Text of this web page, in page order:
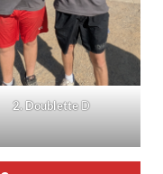
2. DoubletteD